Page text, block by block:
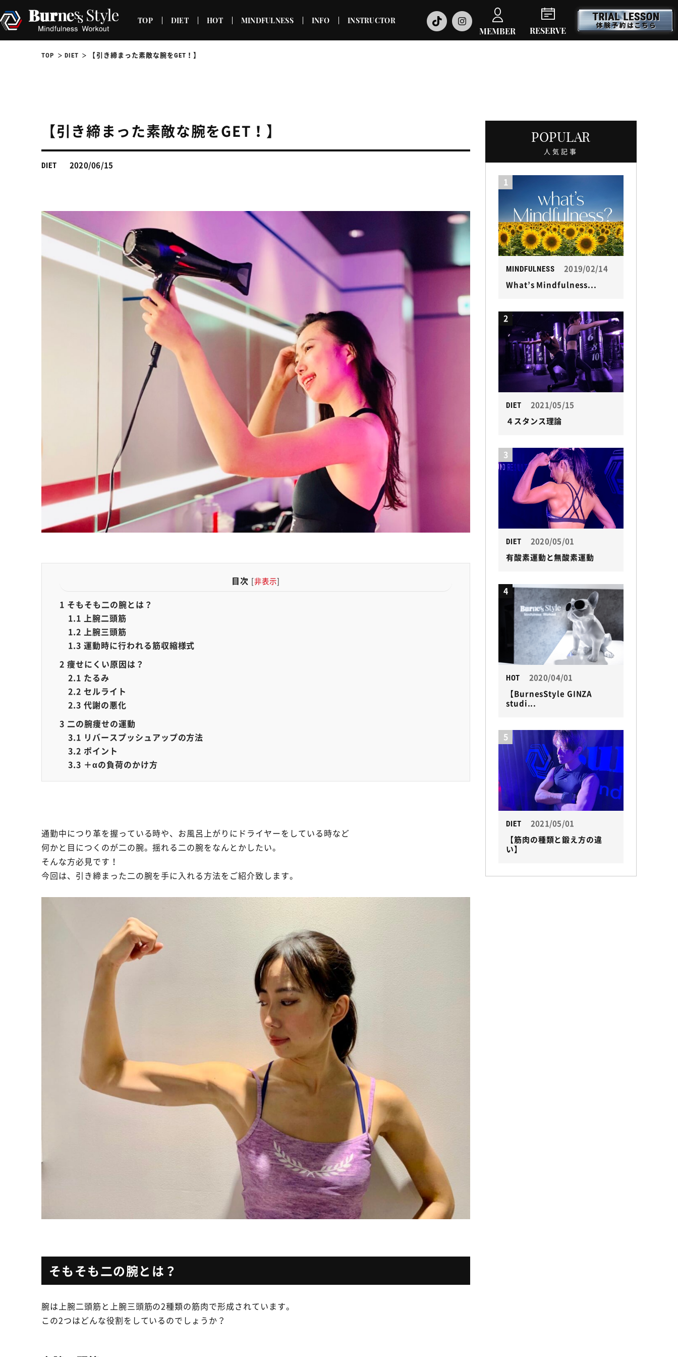
MEMBER RESERVE
TOP DIET HOT MINDFULNESS INFO INSTRUCTOR
TOP DIET 【引き締まった素敵な腕をGET！】
【引き締まった素敵な腕をGET！】
DIET 2020/06/15
目次 [非表示]
1 そもそも二の腕とは？
1.1 上腕二頭筋
1.2 上腕三頭筋
1.3 運動時に行われる筋収縮様式
2 痩せにくい原因は？
2.1 たるみ
2.2 セルライト
2.3 代謝の悪化
3 二の腕痩せの運動
3.1 リバースプッシュアップの方法
3.2 ポイント
3.3 ＋αの負荷のかけ方
通勤中につり革を握っている時や、お風呂上がりにドライヤーをしている時など
何かと目につくのが二の腕。揺れる二の腕をなんとかしたい。
そんな方必見です！
今回は、引き締まった二の腕を手に入れる方法をご紹介致します。
そもそも二の腕とは？
腕は上腕二頭筋と上腕三頭筋の2種類の筋肉で形成されています。
この2つはどんな役割をしているのでしょうか？
POPULAR
人気記事
1
MINDFULNESS
2019/02/14
What’s Mindfulness...
2
DIET
2021/05/15
４スタンス理論
3
DIET
2020/05/01
有酸素運動と無酸素運動
4
HOT
2020/04/01
【BurnesStyle GINZA
studi...
5
DIET
2021/05/01
【筋肉の種類と鍛え方の違
い】